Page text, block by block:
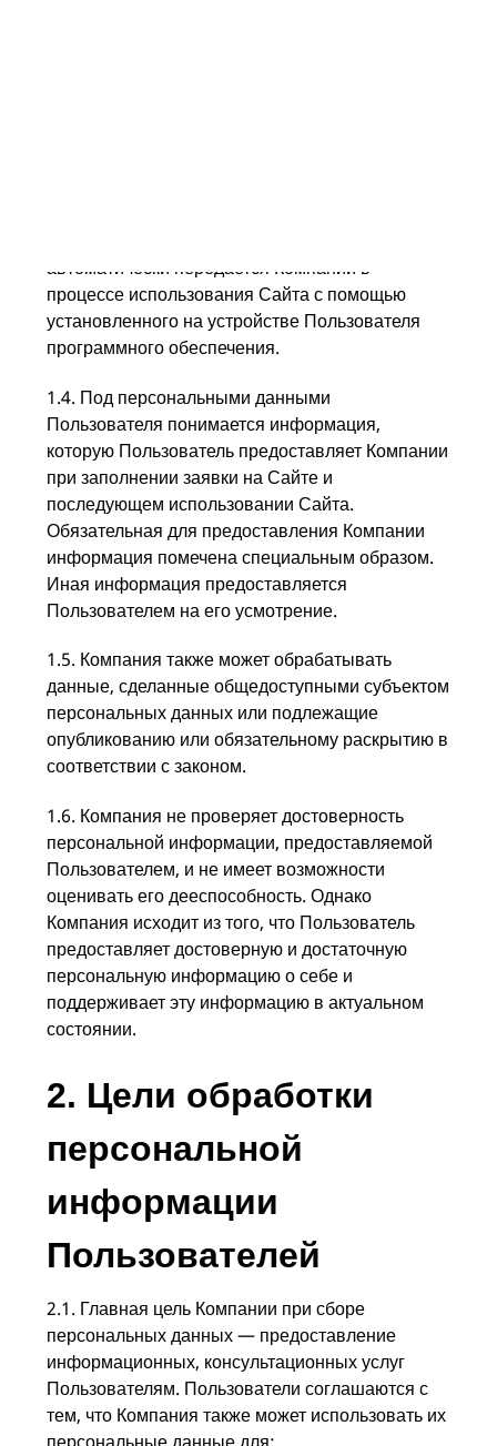
автоматически передается Компании в
процессе использования Сайта с помощью
установленного на устройстве Пользователя
программного обеспечения.
1.4. Под персональными данными
Пользователя понимается информация,
которую Пользователь предоставляет Компании
при заполнении заявки на Сайте и
последующем использовании Сайта.
Обязательная для предоставления Компании
информация помечена специальным образом.
Иная информация предоставляется
Пользователем на его усмотрение.
1.5. Компания также может обрабатывать
данные, сделанные общедоступными субъектом
персональных данных или подлежащие
опубликованию или обязательному раскрытию в
соответствии с законом.
1.6. Компания не проверяет достоверность
персональной информации, предоставляемой
Пользователем, и не имеет возможности
оценивать его дееспособность. Однако
Компания исходит из того, что Пользователь
предоставляет достоверную и достаточную
персональную информацию о себе и
поддерживает эту информацию в актуальном
состоянии.
2. Цели обработки
персональной
информации
Пользователей
2.1. Главная цель Компании при сборе
персональных данных — предоставление
информационных, консультационных услуг
Пользователям. Пользователи соглашаются с
тем, что Компания также может использовать их